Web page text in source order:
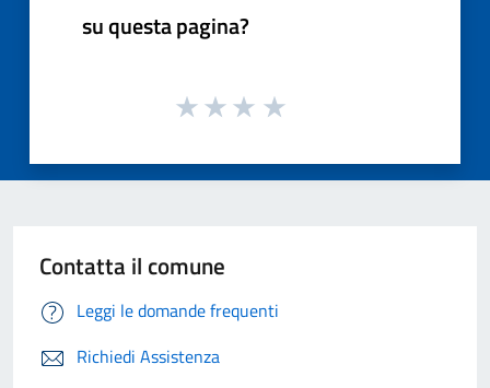
su questa pagina?
Contatta il comune
Leggi le domande frequenti
Richiedi Assistenza